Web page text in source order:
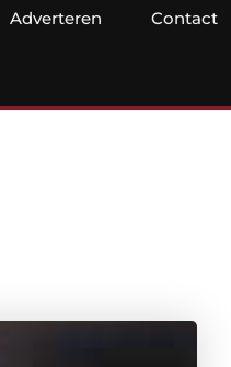
Adverteren Contact